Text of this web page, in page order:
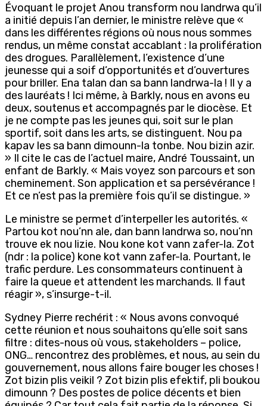
Évoquant le projet Anou transform nou landrwa qu’il
a initié depuis l’an dernier, le ministre relève que «
dans les différentes régions où nous nous sommes
rendus, un même constat accablant : la prolifération
des drogues. Parallèlement, l’existence d’une
jeunesse qui a soif d’opportunités et d’ouvertures
pour briller. Ena talan dan sa bann landrwa-la ! Il y a
des lauréats ! Ici même, à Barkly, nous en avons eu
deux, soutenus et accompagnés par le diocèse. Et
je ne compte pas les jeunes qui, soit sur le plan
sportif, soit dans les arts, se distinguent. Nou pa
kapav les sa bann dimounn-la tonbe. Nou bizin azir.
» Il cite le cas de l’actuel maire, André Toussaint, un
enfant de Barkly. « Mais voyez son parcours et son
cheminement. Son application et sa persévérance !
Et ce n’est pas la première fois qu’il se distingue. »
Le ministre se permet d’interpeller les autorités. «
Partou kot nou’nn ale, dan bann landrwa so, nou’nn
trouve ek nou lizie. Nou kone kot vann zafer-la. Zot
(ndr : la police) kone kot vann zafer-la. Pourtant, le
trafic perdure. Les consommateurs continuent à
faire la queue et attendent les marchands. Il faut
réagir », s’insurge-t-il.
Sydney Pierre rechérit : « Nous avons convoqué
cette réunion et nous souhaitons qu’elle soit sans
filtre : dites-nous où vous, stakeholders – police,
ONG… rencontrez des problèmes, et nous, au sein du
gouvernement, nous allons faire bouger les choses !
Zot bizin plis veikil ? Zot bizin plis efektif, pli boukou
dimounn ? Des postes de police décents et bien